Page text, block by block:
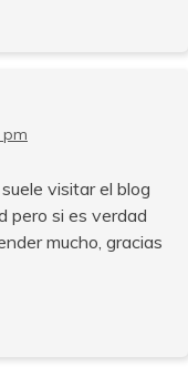
pm
visitar el blog
pero si es verdad
mucho, gracias